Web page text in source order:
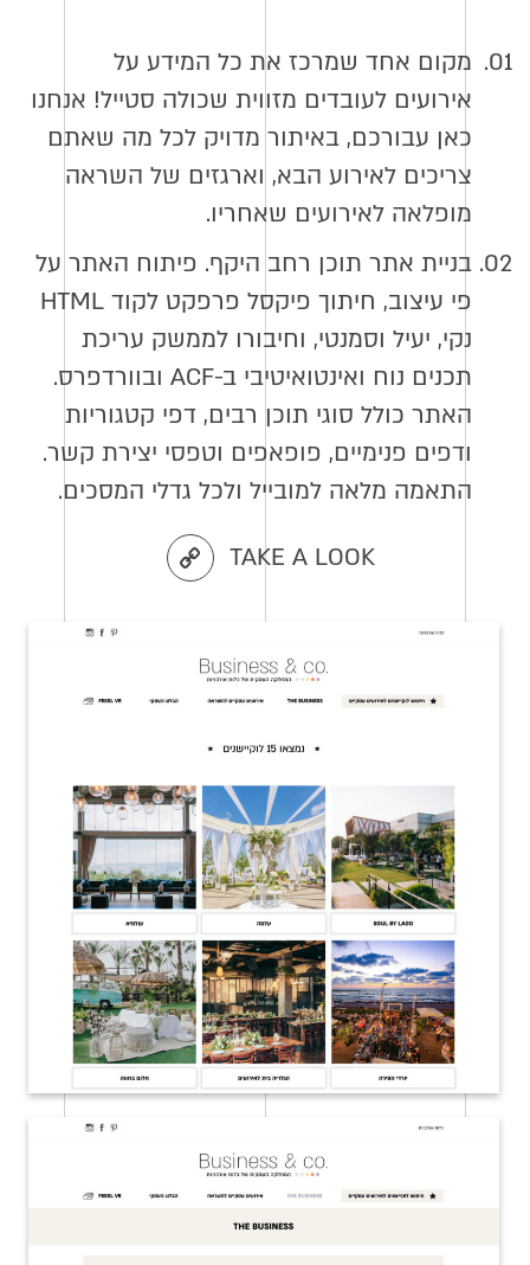
01. מקום אחד שמרכז את כל המידע על
אירועים לעובדים מזווית שכולה סטייל! אנחנו
כאן עבורכם, באיתור מדויק לכל מה שאתם
צריכים לאירוע הבא, וארגזים של השראה
מופלאה לאירועים שאחריו.
02. בניית אתר תוכן רחב היקף. פיתוח האתר על
פי עיצוב, חיתוך פיקסל פרפקט לקוד HTML
נקי, יעיל וסמנטי, וחיבורו לממשק עריכת
תכנים נוח ואינטואיטיבי ב-ACF ובוורדפרס.
האתר כולל סוגי תוכן רבים, דפי קטגוריות
ודפים פנימיים, פופאפים וטפסי יצירת קשר.
התאמה מלאה למובייל ולכל גדלי המסכים.
TAKE A LOOK